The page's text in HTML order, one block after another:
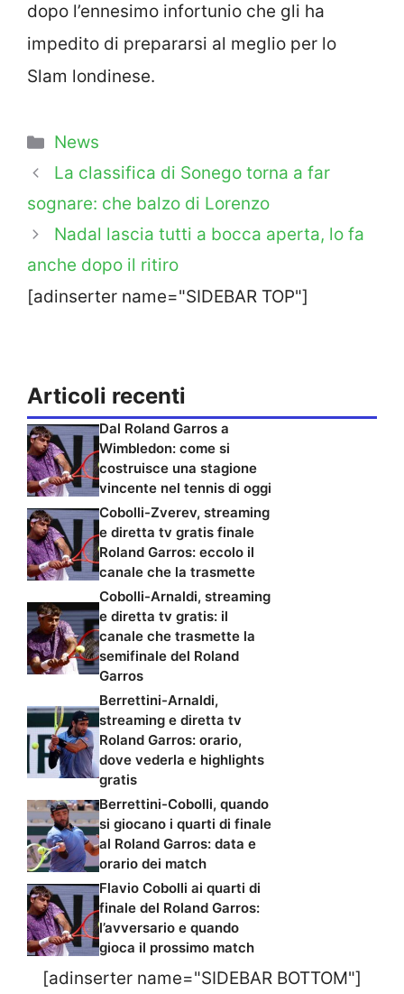
dopo l’ennesimo infortunio che gli ha
impedito di prepararsi al meglio per lo
Slam londinese.
Categorie
News
La classifica di Sonego torna a far
sognare: che balzo di Lorenzo
Nadal lascia tutti a bocca aperta, lo fa
anche dopo il ritiro
[adinserter name="SIDEBAR TOP"]
Articoli recenti
Dal Roland Garros a
Wimbledon: come si
costruisce una stagione
vincente nel tennis di oggi
Cobolli-Zverev, streaming
e diretta tv gratis finale
Roland Garros: eccolo il
canale che la trasmette
Cobolli-Arnaldi, streaming
e diretta tv gratis: il
canale che trasmette la
semifinale del Roland
Garros
Berrettini-Arnaldi,
streaming e diretta tv
Roland Garros: orario,
dove vederla e highlights
gratis
Berrettini-Cobolli, quando
si giocano i quarti di finale
al Roland Garros: data e
orario dei match
Flavio Cobolli ai quarti di
finale del Roland Garros:
l’avversario e quando
gioca il prossimo match
[adinserter name="SIDEBAR BOTTOM"]